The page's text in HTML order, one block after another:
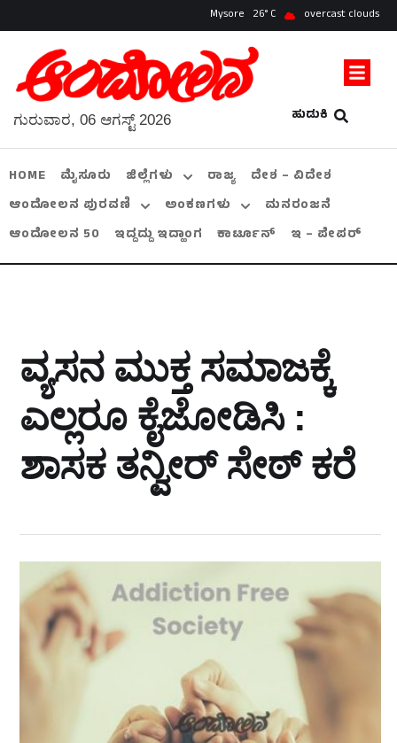
Mysore 26 overcast clouds
ಹುಡುಕಿ
ಗುರುವಾರ, 06 ಆಗಸ್ಟ್ 2026
HOME ಮೈಸೂರು ಜಿಲ್ಲೆಗಳು ರಾಜ್ಯ
ದೇಶ – ವಿದೇಶ
ಆಂದೋಲನ ಪುರವಣಿ
ಅಂಕಣಗಳು
ಮನರಂಜನೆ
ಆಂದೋಲನ 50
ಇದ್ದದ್ದು ಇದ್ಹಾಂಗ ಕಾರ್ಟೂನ್ ಇ – ಪೇಪರ್
ವ್ಯಸನ ಮುಕ್ತ ಸಮಾಜಕ್ಕೆ
ಎಲ್ಲರೂ ಕೈಜೋಡಿಸಿ :
ಶಾಸಕ ತನ್ವೀರ್ ಸೇಠ್ ಕರೆ